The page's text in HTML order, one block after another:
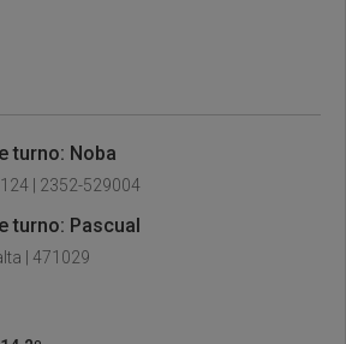
turno: Noba
| 2352-529004
turno: Pascual
| 471029